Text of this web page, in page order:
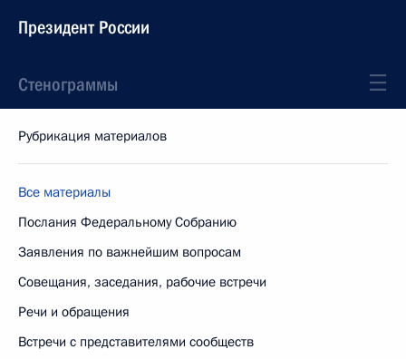
Президент России
Стенограммы
Рубрикация материалов
Все материалы
Послания Федеральному Собранию
Заявления по важнейшим вопросам
Совещания, заседания, рабочие встречи
Речи и обращения
Встречи с представителями сообществ